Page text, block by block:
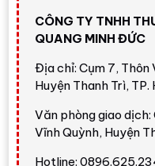
động. Máy phù hợp
chăm sóc màu vải,
đong nước giặt/nước
Điện Máy Kalong
UFB Prohỗ trợ làm
động phân bổ nước
CÔNG TY TNHH
QUANG MINH ĐỨC
Địa chỉ: Cụm 7, Thôn
Huyện Thanh Trì, TP.
Văn phòng giao dịch:
Vĩnh Quỳnh, Huyện
Hotline: